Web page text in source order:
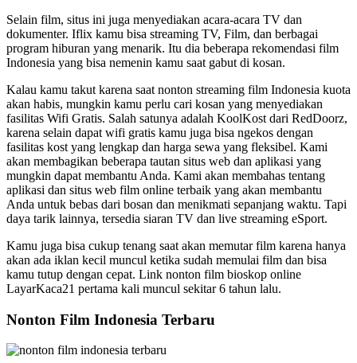
Selain film, situs ini juga menyediakan acara-acara TV dan
dokumenter. Iflix kamu bisa streaming TV, Film, dan berbagai
program hiburan yang menarik. Itu dia beberapa rekomendasi film
Indonesia yang bisa nemenin kamu saat gabut di kosan.
Kalau kamu takut karena saat nonton streaming film Indonesia kuota
akan habis, mungkin kamu perlu cari kosan yang menyediakan
fasilitas Wifi Gratis. Salah satunya adalah KoolKost dari RedDoorz,
karena selain dapat wifi gratis kamu juga bisa ngekos dengan
fasilitas kost yang lengkap dan harga sewa yang fleksibel. Kami
akan membagikan beberapa tautan situs web dan aplikasi yang
mungkin dapat membantu Anda. Kami akan membahas tentang
aplikasi dan situs web film online terbaik yang akan membantu
Anda untuk bebas dari bosan dan menikmati sepanjang waktu. Tapi
daya tarik lainnya, tersedia siaran TV dan live streaming eSport.
Kamu juga bisa cukup tenang saat akan memutar film karena hanya
akan ada iklan kecil muncul ketika sudah memulai film dan bisa
kamu tutup dengan cepat. Link nonton film bioskop online
LayarKaca21 pertama kali muncul sekitar 6 tahun lalu.
Nonton Film Indonesia Terbaru